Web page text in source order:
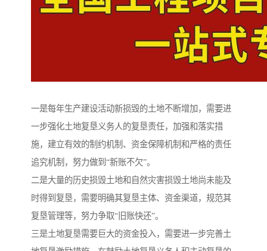
一是每年生产建设活动新损毁的土地不断增加，需要进
一步强化土地复垦义务人的复垦责任，加强和落实措
施，建立有效的制约机制、资金保障机制和严格的责任
追究机制，努力做到“新账不欠”。
二是大量的历史损毁土地和自然灾害损毁土地尚未能及
时得到复垦，需要明确其复垦主体、资金渠道，规范其
复垦管理等，努力争取“旧账快还”。
三是土地复垦需要巨大的资金投入，需要进一步完善土